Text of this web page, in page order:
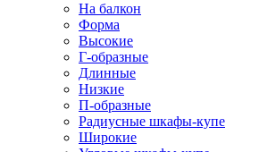
На балкон
Форма
Высокие
Г-образные
Длинные
Низкие
П-образные
Радиусные шкафы-купе
Широкие